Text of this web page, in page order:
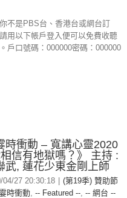
不是PBS台、香港台或網台訂
用以下帳戶登入便可以免費收聽
戶口號碼：000000密碼：000000
時衝動 – 寬講心靈2020
信有地獄嗎？》 主持 :
武, 蓮花少東金剛上師
04/27 20:30:18
(第19季) 贊助節
時衝動, -- Featured --, -- 網台 --